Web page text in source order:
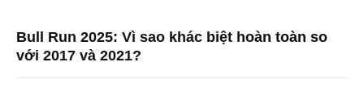
Bull Run 2025: Vì sao khác biệt hoàn toàn so
với 2017 và 2021?